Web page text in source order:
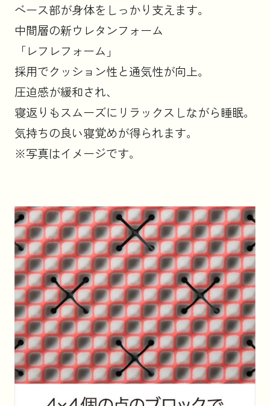
ベース部が身体をしっかり支えます。
中間層の新ウレタンフォーム
「レフレフォーム」
採用でクッション性と通気性が向上。
圧迫感が緩和され、
寝返りもスムーズにリラックスしながら睡眠。
気持ちの良い寝覚めが得られます。
※写真はイメージです。